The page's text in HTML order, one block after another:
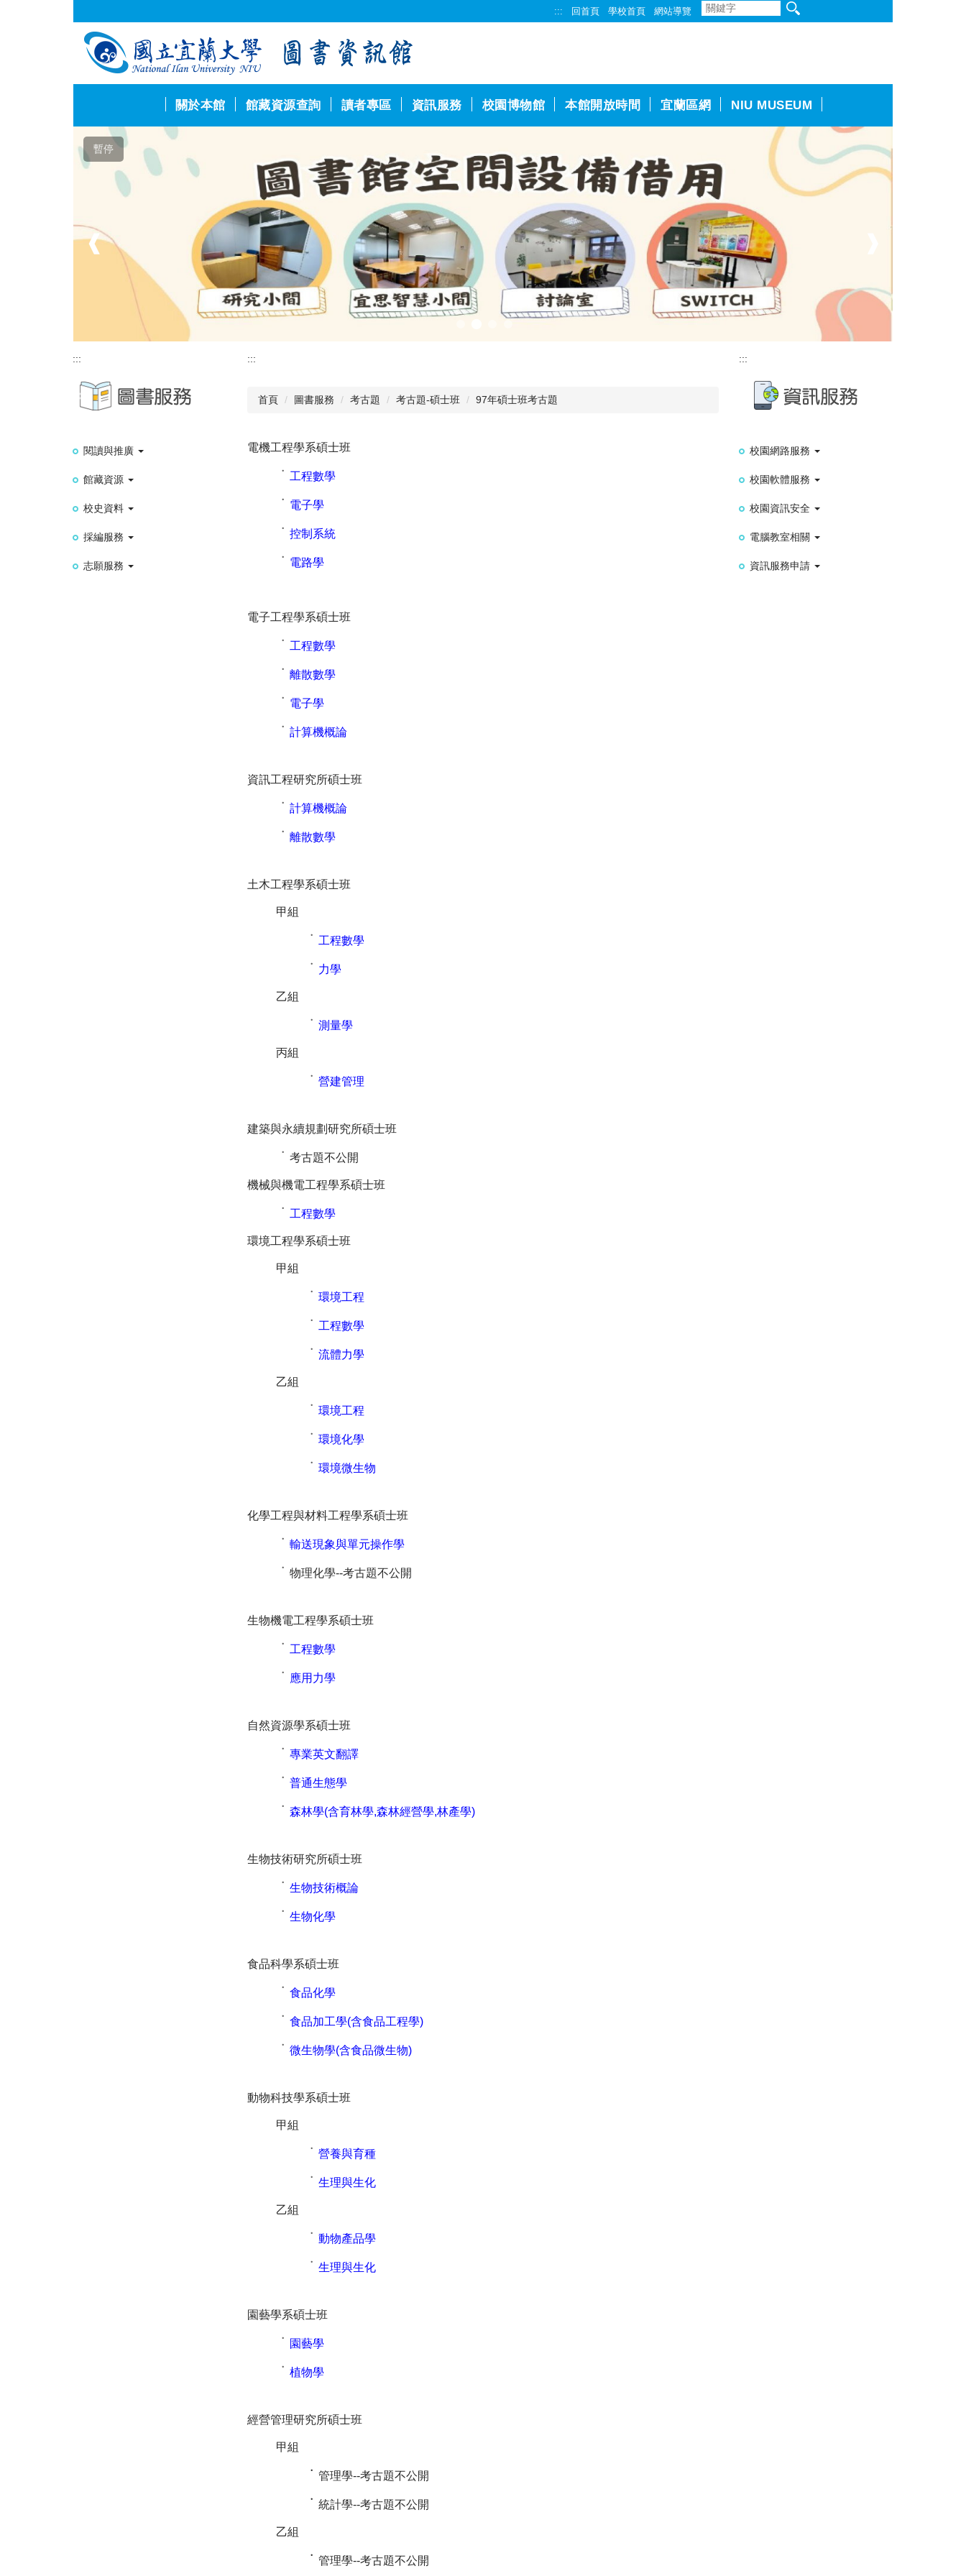
::: 回首頁 學校首頁 網站導覽
關於本館 館藏資源查詢 讀者專區 資訊服務 校園博物館 本館開放時間 宜蘭區網 NIU MUSEUM
暫停
❰
:::
閱讀與推廣
館藏資源
校史資料
採編服務
志願服務
:::
首頁 圖書服務 考古題 考古題-碩士班 97年碩士班考古題
電機工程學系碩士班
˙ 工程數學
˙ 電子學
˙ 控制系統
˙ 電路學
電子工程學系碩士班
˙ 工程數學
˙ 離散數學
˙ 電子學
˙ 計算機概論
資訊工程研究所碩士班
˙ 計算機概論
˙ 離散數學
土木工程學系碩士班
甲組
˙ 工程數學
˙ 力學
乙組
˙ 測量學
丙組
˙ 營建管理
建築與永續規劃研究所碩士班
˙ 考古題不公開
機械與機電工程學系碩士班
˙ 工程數學
環境工程學系碩士班
甲組
˙ 環境工程
˙ 工程數學
˙ 流體力學
乙組
˙ 環境工程
˙ 環境化學
˙ 環境微生物
化學工程與材料工程學系碩士班
˙ 輸送現象與單元操作學
˙ 物理化學--考古題不公開
生物機電工程學系碩士班
˙ 工程數學
˙ 應用力學
自然資源學系碩士班
˙ 專業英文翻譯
˙ 普通生態學
˙ 森林學(含育林學,森林經營學,林產學)
生物技術研究所碩士班
˙ 生物技術概論
˙ 生物化學
食品科學系碩士班
˙ 食品化學
˙ 食品加工學(含食品工程學)
˙ 微生物學(含食品微生物)
動物科技學系碩士班
甲組
˙ 營養與育種
˙ 生理與生化
乙組
˙ 動物產品學
˙ 生理與生化
園藝學系碩士班
˙ 園藝學
˙ 植物學
經營管理研究所碩士班
甲組
˙ 管理學--考古題不公開
˙ 統計學--考古題不公開
乙組
˙ 管理學--考古題不公開
:::
校園網路服務
校園軟體服務
校園資訊安全
電腦教室相關
資訊服務申請